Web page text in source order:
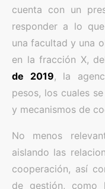
cuenta con un
responder a lo
una facultad y una
en la fracción X,
de 2019, la
pesos, los cuales
y mecanismos de
No menos
aislando las
cooperación, así
de gestión, como